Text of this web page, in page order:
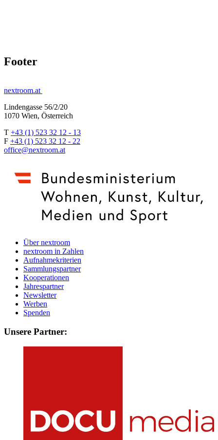
Footer
nextroom.at
Lindengasse 56/2/20
1070 Wien, Österreich
T +43 (1) 523 32 12 - 13
F +43 (1) 523 32 12 - 22
office@nextroom.at
Über nextroom
nextroom in Zahlen
Aufnahmekriterien
Sammlungspartner
Kooperationen
Jahrespartner
Newsletter
Werben
Spenden
Unsere Partner: